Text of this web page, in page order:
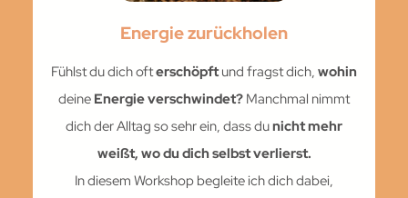
Energie zurückholen
Fühlst du dich ofterschöpftund fragst dich, wohin
deine Energie verschwindet? Manchmal nimmt
dich der Alltag so sehr ein, dass dunicht mehr
weißt, wo du dich selbst verlierst.
In diesem Workshop begleite ich dich dabei,